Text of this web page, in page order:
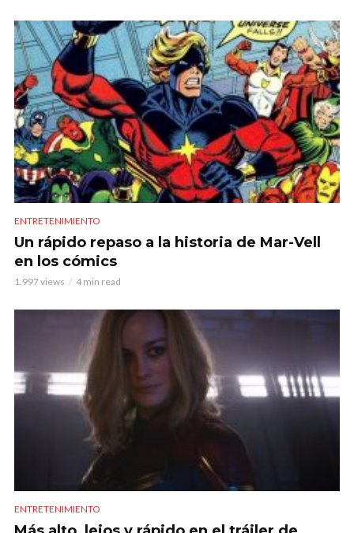
ENTRETENIMIENTO
Un rápido repaso a la historia de Mar-Vell
en los cómics
1.997 views 4 min read
ENTRETENIMIENTO